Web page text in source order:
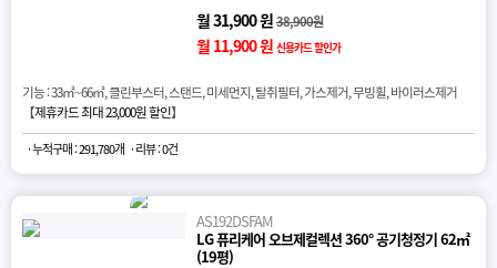
월 31,900 원38,900원
월 11,900 원 신용카드 할인가
기능 : 33㎡~66㎡, 클린부스터, 스탠드, 미세먼지, 탈취필터, 가스제거, 무빙휠, 바이러스제거
【제휴카드 최대 23,000원 할인】
· 누적구매 : 291,780개 · 리뷰 : 0건
AS192DSFAM
LG 퓨리케어 오브제컬렉션 360° 공기청정기 62㎡
(19평)